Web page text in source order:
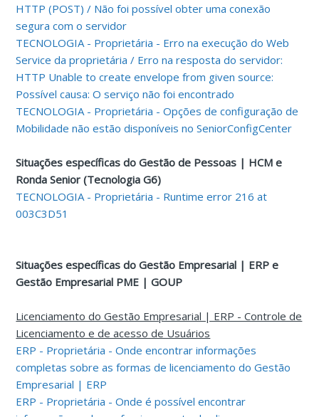
HTTP (POST) / Não foi possível obter uma conexão
segura com o servidor
TECNOLOGIA - Proprietária - Erro na execução do Web
Service da proprietária / Erro na resposta do servidor:
HTTP Unable to create envelope from given source:
Possível causa: O serviço não foi encontrado
TECNOLOGIA - Proprietária - Opções de configuração de
Mobilidade não estão disponíveis no SeniorConfigCenter
Situações específicas do Gestão de Pessoas | HCM e
Ronda Senior (Tecnologia G6)
TECNOLOGIA - Proprietária - Runtime error 216 at
003C3D51
Situações específicas do Gestão Empresarial | ERP e
Gestão Empresarial PME | GOUP
Licenciamento do Gestão Empresarial | ERP - Controle de
Licenciamento e de acesso de Usuários
ERP - Proprietária - Onde encontrar informações
completas sobre as formas de licenciamento do Gestão
Empresarial | ERP
ERP - Proprietária - Onde é possível encontrar